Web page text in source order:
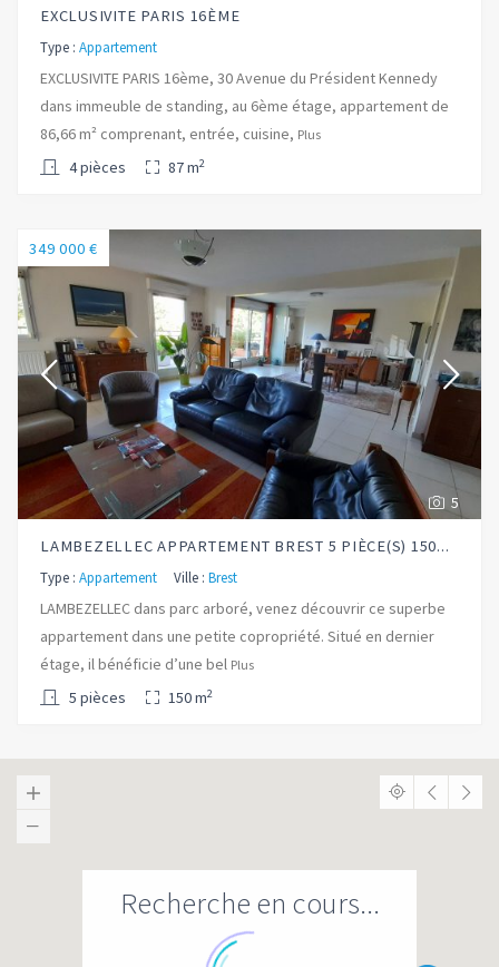
EXCLUSIVITE PARIS 16ÈME
Type : Appartement
EXCLUSIVITE PARIS 16ème, 30 Avenue du Président Kennedy
dans immeuble de standing, au 6ème étage, appartement de
86,66 m² comprenant, entrée, cuisine, Plus
4 pièces 87 m2
5
349 000 €
LAMBEZELLEC APPARTEMENT BREST 5 PIÈCE(S) 150...
Type : Appartement Ville : Brest
LAMBEZELLEC dans parc arboré, venez découvrir ce superbe
appartement dans une petite copropriété. Situé en dernier
étage, il bénéficie d’une bel Plus
5 pièces 150 m2
Recherche en cours...